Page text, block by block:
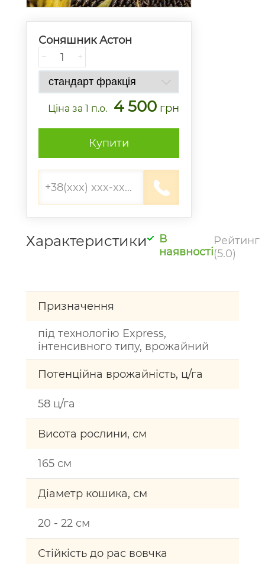
Соняшник Астон
− +
Ціна за 1 п.о. 4 500 грн
Купити
Характеристики
В
наявності
Рейтинг
(5.0)
Призначення
під технологію Express,
інтенсивного типу, врожайний
Потенційна врожайність, ц/га
58 ц/га
Висота рослини, см
165 см
Діаметр кошика, см
20 - 22 см
Стійкість до рас вовчка